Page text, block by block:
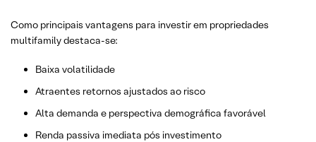
Como principais vantagens para investir em propriedades
multifamily destaca-se:
Baixa volatilidade
Atraentes retornos ajustados ao risco
Alta demanda e perspectiva demográfica favorável
Renda passiva imediata pós investimento